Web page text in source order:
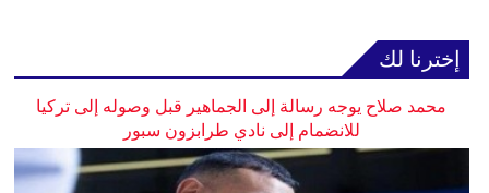
إخترنا لك
محمد صلاح يوجه رسالة إلى الجماهير قبل وصوله إلى تركيا
للانضمام إلى نادي طرابزون سبور